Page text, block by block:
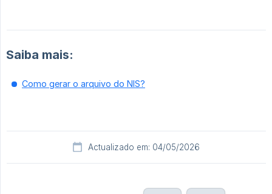
Saiba mais:
Como gerar o arquivo do NIS?
Actualizado em: 04/05/2026